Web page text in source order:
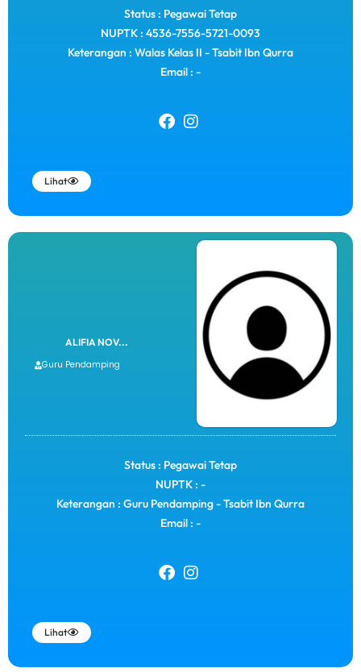
Status : Pegawai Tetap
NUPTK : 4536-7556-5721-0093
Keterangan : Walas Kelas II - Tsabit Ibn Qurra
Email : -
Lihat
ALIFIA NOV...
Guru Pendamping
Status : Pegawai Tetap
NUPTK : -
Keterangan : Guru Pendamping - Tsabit Ibn Qurra
Email : -
Lihat